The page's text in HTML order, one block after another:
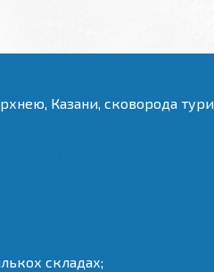
Казани, сковорода
складах;